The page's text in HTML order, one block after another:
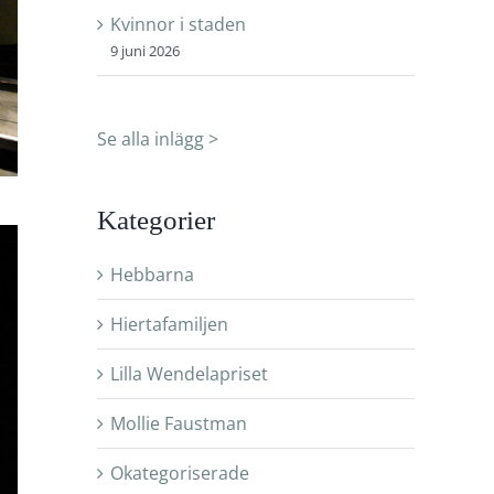
Kvinnor i staden
9 juni 2026
Se alla inlägg >
Kategorier
Hebbarna
Hiertafamiljen
Lilla Wendelapriset
Mollie Faustman
Okategoriserade